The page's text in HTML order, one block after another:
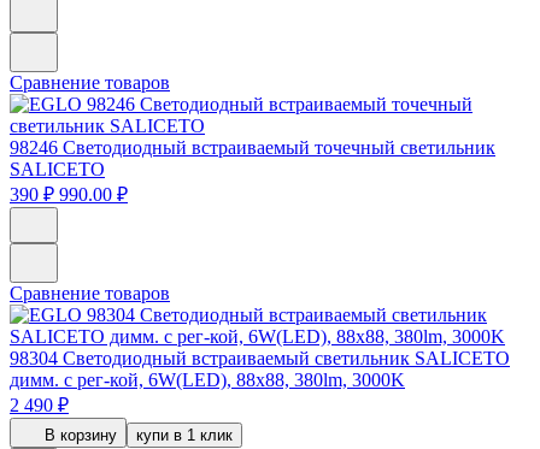
Сравнение товаров
98246 Светодиодный встраиваемый точечный светильник
SALICETO
390 ₽ 990.00 ₽
Сравнение товаров
98304 Светодиодный встраиваемый светильник SALICETO
димм. с рег-кой, 6W(LED), 88х88, 380lm, 3000K
2 490 ₽
В корзину купи в 1 клик